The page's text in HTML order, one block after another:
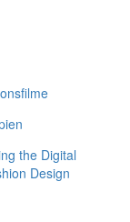
the Digital
Design